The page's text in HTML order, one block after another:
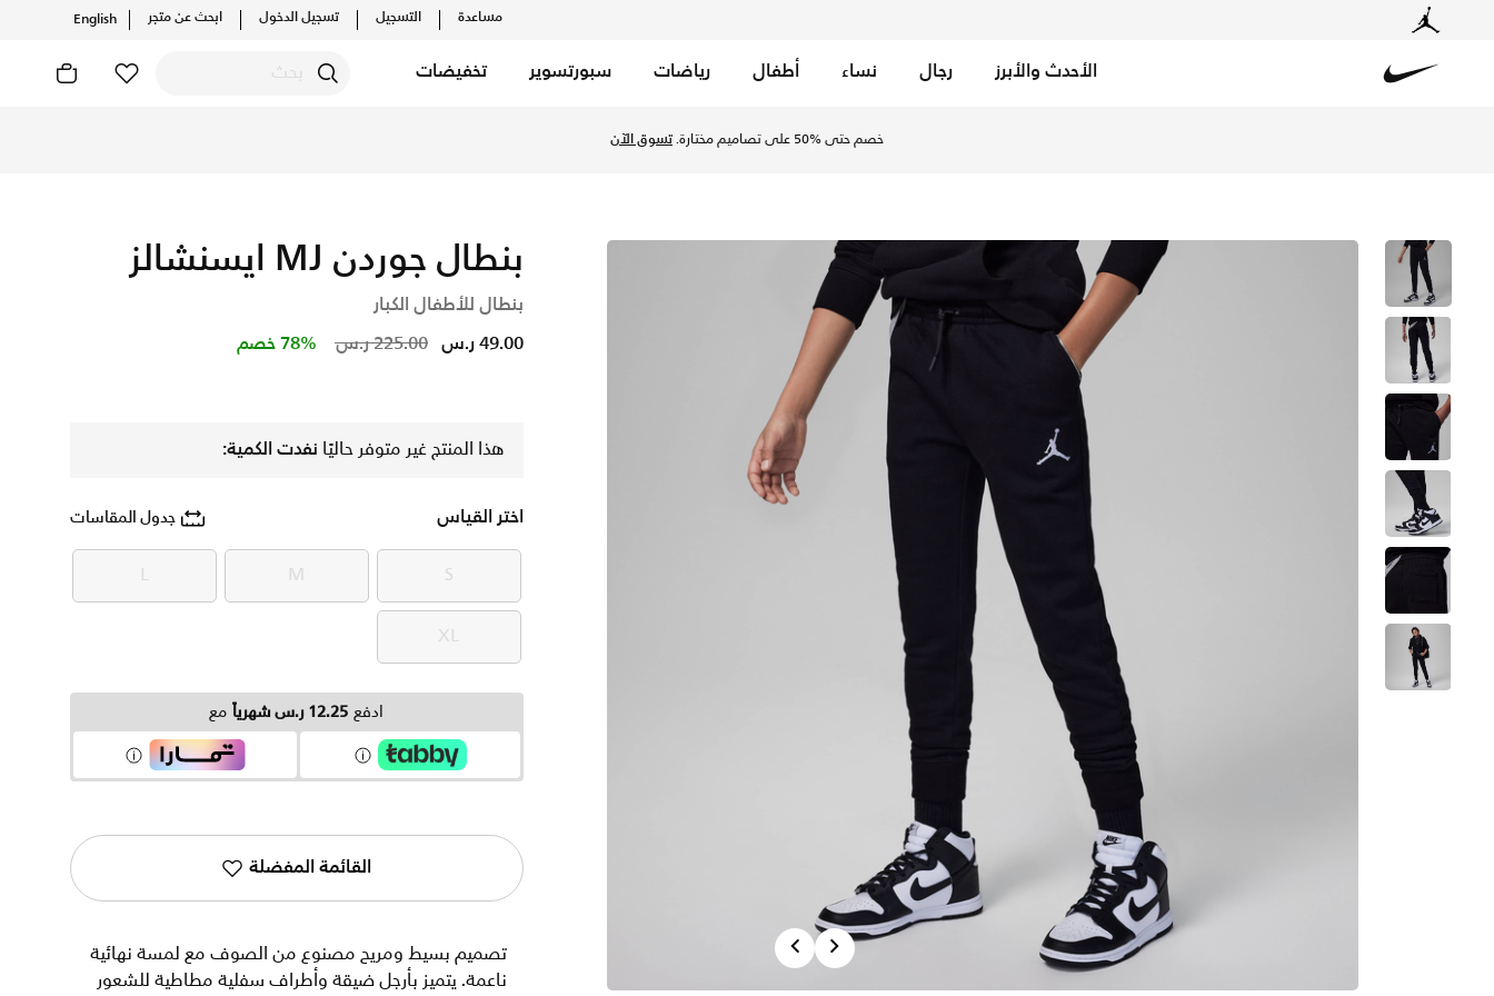
مساعدة التسجيل تسجيل الدخول ابحث عن متجر English
الأحدث والأبرز رجال نساء أطفال رياضات سبورتسوير تخفيضات
خصم حتى %50 على تصاميم مختارة. تسوق الآن
PreviousNext
بنطال جوردن MJ ايسنشالز
بنطال للأطفال الكبار
Price reduced from
225.00 ر.س to 49.00 ر.س 78% خصم
هذا المنتج غير متوفر حاليًا نفدت الكمية:
اختر القياس جدول المقاسات
S
S
M
M
L
L
XL
XL
ادفع 12.25 ر.س شهرياً مع
القائمة المفضلة
تصميم بسيط ومريح مصنوع من الصوف مع لمسة نهائية
ناعمة. يتميز بأرجل ضيقة وأطراف سفلية مطاطية للشعور